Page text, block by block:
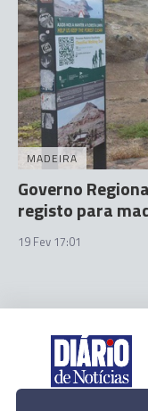
MADEIRA
Governo
registo para
19 Fev 17:01